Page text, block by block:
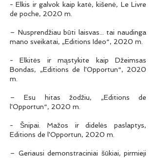
- Elkis ir galvok kaip katė, kišenė, Le Livre
de poche, 2020 m.
– Nusprendžiau būti laisvas... tai naudinga
mano sveikatai, „Editions Ideo“, 2020 m.
- Elkitės ir mąstykite kaip Džeimsas
Bondas, „Editions de l'Opportun“, 2020
m.
– Esu hitas žodžiu, „Editions de
l'Opportun“, 2020 m.
- Šnipai. Mažos ir didelės paslaptys,
Editions de l'Opportun, 2020 m.
– Geriausi demonstraciniai šūkiai, pirmieji